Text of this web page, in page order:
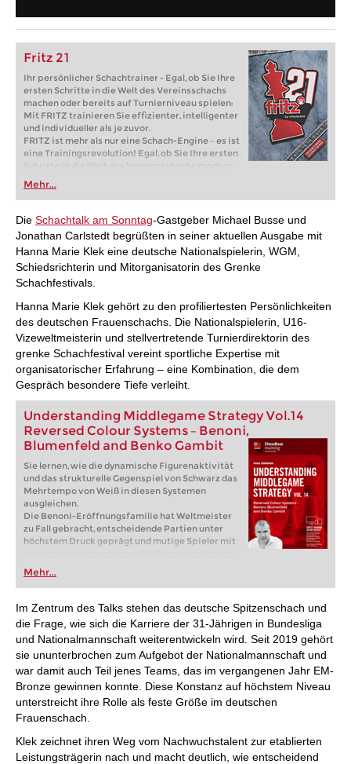
Fritz 21
Ihr persönlicher Schachtrainer - Egal, ob Sie Ihre
ersten Schritte in die Welt des Vereinsschachs
machen oder bereits auf Turnierniveau spielen:
Mit FRITZ trainieren Sie effizienter, intelligenter
und individueller als je zuvor.
FRITZ ist mehr als nur eine Schach-Engine – es ist
eine Trainingsrevolution! Egal, ob Sie Ihre ersten
Schritte in die Welt des Vereinsschachs machen
oder bereits auf Turnierniveau spielen: Mit
FRITZ trainieren Sie effizienter, intelligenter und
individueller als je zuvor.
Mehr...
Die Schachtalk am Sonntag-Gastgeber Michael Busse und
Jonathan Carlstedt begrüßten in seiner aktuellen Ausgabe mit
Hanna Marie Klek eine deutsche Nationalspielerin, WGM,
Schiedsrichterin und Mitorganisatorin des Grenke
Schachfestivals.
Hanna Marie Klek gehört zu den profiliertesten Persönlichkeiten
des deutschen Frauenschachs. Die Nationalspielerin, U16-
Vizeweltmeisterin und stellvertretende Turnierdirektorin des
grenke Schachfestival vereint sportliche Expertise mit
organisatorischer Erfahrung – eine Kombination, die dem
Gespräch besondere Tiefe verleiht.
Understanding Middlegame Strategy Vol.14
Reversed Colour Systems – Benoni,
Blumenfeld and Benko Gambit
Sie lernen, wie die dynamische Figurenaktivität
und das strukturelle Gegenspiel von Schwarz das
Mehrtempo von Weiß in diesen Systemen
ausgleichen.
Die Benoni-Eröffnungsfamilie hat Weltmeister
zu Fall gebracht, entscheidende Partien unter
höchstem Druck geprägt und mutige Spieler mit
belohnt. In diesem Fritztrainer führt Sie
Großmeister Ivan Sokolov – im Rahmen seiner
erfolgreichen Reihe „Understanding Middlegame
Structures“ – tief in die Komplexität des
Wolga Gambits und des farbvertauschten
Blumenfeld-Gambits.
Kostenloses Beispielvideo:Introduction
Kostenloses Beispielvideo: Colour Reversed
Mehr...
Im Zentrum des Talks stehen das deutsche Spitzenschach und
die Frage, wie sich die Karriere der 31-Jährigen in Bundesliga
und Nationalmannschaft weiterentwickeln wird. Seit 2019 gehört
sie ununterbrochen zum Aufgebot der Nationalmannschaft und
war damit auch Teil jenes Teams, das im vergangenen Jahr EM-
Bronze gewinnen konnte. Diese Konstanz auf höchstem Niveau
unterstreicht ihre Rolle als feste Größe im deutschen
Frauenschach.
Klek zeichnet ihren Weg vom Nachwuchstalent zur etablierten
Leistungsträgerin nach und macht deutlich, wie entscheidend